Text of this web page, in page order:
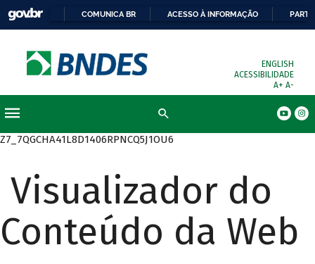
COMUNICA BR ACESSO À INFORMAÇÃO
ENGLISH
ACESSIBILIDADE
A+ A-
Z7_7QGCHA41L8D1406RPNCQ5J1OU6
Visualizador do
Conteúdo da Web